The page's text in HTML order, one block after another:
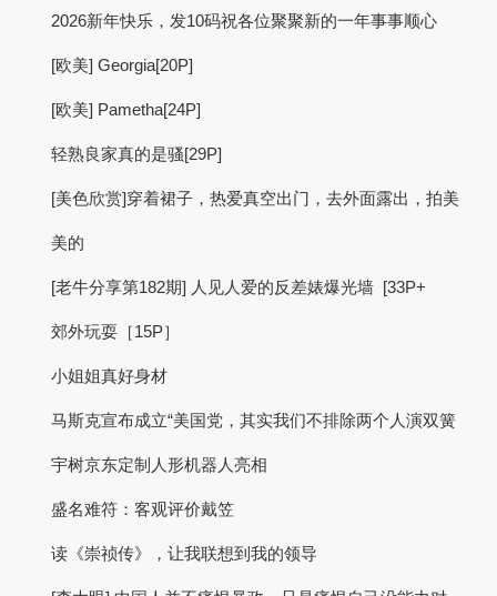
2026新年快乐，发10码祝各位聚聚新的一年事事顺心
[欧美] Georgia[20P]
[欧美] Pametha[24P]
轻熟良家真的是骚[29P]
[美色欣赏]穿着裙子，热爱真空出门，去外面露出，拍美
美的
[老牛分享第182期] 人见人爱的反差婊爆光墙 [33P+
郊外玩耍［15P］
小姐姐真好身材
马斯克宣布成立“美国党，其实我们不排除两个人演双簧
宇树京东定制人形机器人亮相
盛名难符：客观评价戴笠
读《崇祯传》，让我联想到我的领导